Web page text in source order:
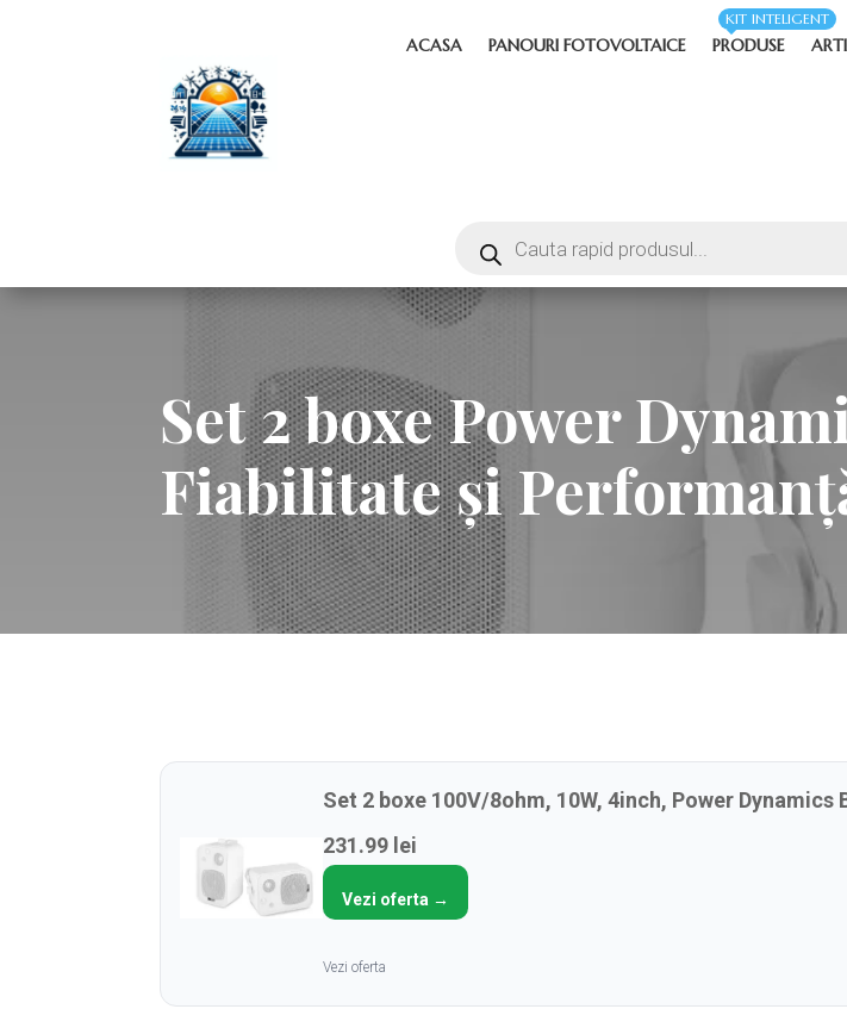
ACASA PANOURI FOTOVOLTAICE PRODUSE
KIT INTELIGENT
Set 2 boxe Power
Fiabilitate și
Set 2 boxe 100V/8ohm, 10W, 4inch, Power
231.99 lei
Vezi oferta →
Vezi oferta